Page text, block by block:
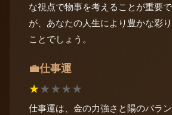
な視点で物事を考えることが重要
が、あなたの人生により豊かな彩
ことでしょう。
💼仕事運
★★★★★
仕事運は、金の力強さと陽のバラ